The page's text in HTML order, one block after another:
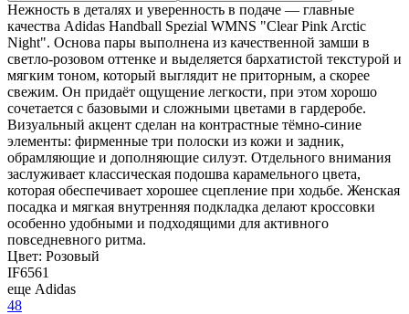
Нежность в деталях и уверенность в подаче — главные
качества Adidas Handball Spezial WMNS "Clear Pink Arctic
Night". Основа пары выполнена из качественной замши в
светло-розовом оттенке и выделяется бархатистой текстурой и
мягким тоном, который выглядит не приторным, а скорее
свежим. Он придаёт ощущение легкости, при этом хорошо
сочетается с базовыми и сложными цветами в гардеробе.
Визуальный акцент сделан на контрастные тёмно-синие
элементы: фирменные три полоски из кожи и задник,
обрамляющие и дополняющие силуэт. Отдельного внимания
заслуживает классическая подошва карамельного цвета,
которая обеспечивает хорошее сцепление при ходьбе. Женская
посадка и мягкая внутренняя подкладка делают кроссовки
особенно удобными и подходящими для активного
повседневного ритма.
Цвет: Розовый
IF6561
еще Adidas
48